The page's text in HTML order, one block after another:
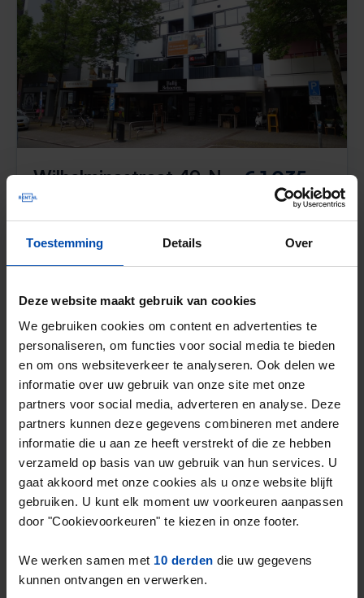
Toestemming Details Over
Deze website maakt gebruik van cookies
We gebruiken cookies om content en advertenties te
personaliseren, om functies voor social media te bieden
en om ons websiteverkeer te analyseren. Ook delen we
informatie over uw gebruik van onze site met onze
partners voor social media, adverteren en analyse. Deze
partners kunnen deze gegevens combineren met andere
informatie die u aan ze heeft verstrekt of die ze hebben
verzameld op basis van uw gebruik van hun services. U
gaat akkoord met onze cookies als u onze website blijft
gebruiken. U kunt elk moment uw voorkeuren aanpassen
door "Cookievoorkeuren" te kiezen in onze footer.
We werken samen met 10 derden die uw gegevens
kunnen ontvangen en verwerken.
Wilhelminastraat 49-N
Emmen
€ 1.035p/m
3 weken geleden gevonden
Gevonden op: Gnagnagna.nl
73m² 1 kamer Bekijk & reageer →
⚡️ Deze woning is waarschijnlijk al weg
Reageer binnen 15 minuten om kans te maken. Met
Rent.nl ben je altijd als eerste!
Mis de volgende niet →